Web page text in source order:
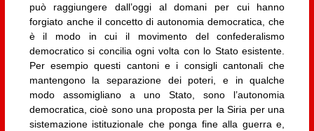
può raggiungere dall’oggi al domani per cui hanno
forgiato anche il concetto di autonomia democratica, che
è il modo in cui il movimento del confederalismo
democratico si concilia ogni volta con lo Stato esistente.
Per esempio questi cantoni e i consigli cantonali che
mantengono la separazione dei poteri, e in qualche
modo assomigliano a uno Stato, sono l’autonomia
democratica, cioè sono una proposta per la Siria per una
sistemazione istituzionale che ponga fine alla guerra e,